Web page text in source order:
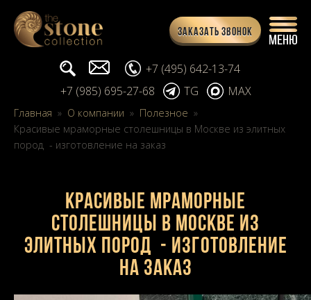
Заказать звонок
Поиск... info@stone-collection.ru
+7 (495) 642-13-74
+7 (985) 695-27-68
TG MAX
Главная » О компании » Полезное »
Красивые мраморные столешницы в Москве из элитных
пород - изготовление на заказ
Красивые мраморные
столешницы в Москве из
элитных пород - изготовление
на заказ